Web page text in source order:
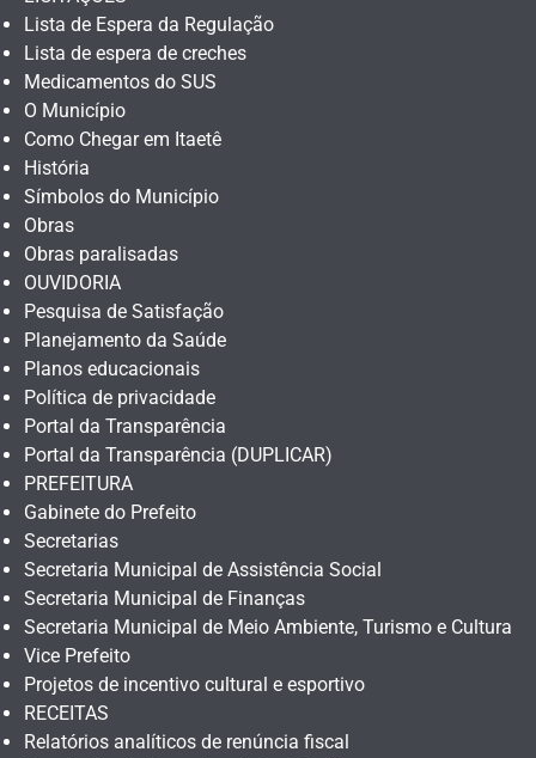
Lista de Espera da Regulação
Lista de espera de creches
Medicamentos do SUS
O Município
Como Chegar em Itaetê
História
Símbolos do Município
Obras
Obras paralisadas
OUVIDORIA
Pesquisa de Satisfação
Planejamento da Saúde
Planos educacionais
Política de privacidade
Portal da Transparência
Portal da Transparência (DUPLICAR)
PREFEITURA
Gabinete do Prefeito
Secretarias
Secretaria Municipal de Assistência Social
Secretaria Municipal de Finanças
Secretaria Municipal de Meio Ambiente, Turismo e Cultura
Vice Prefeito
Projetos de incentivo cultural e esportivo
RECEITAS
Relatórios analíticos de renúncia fiscal